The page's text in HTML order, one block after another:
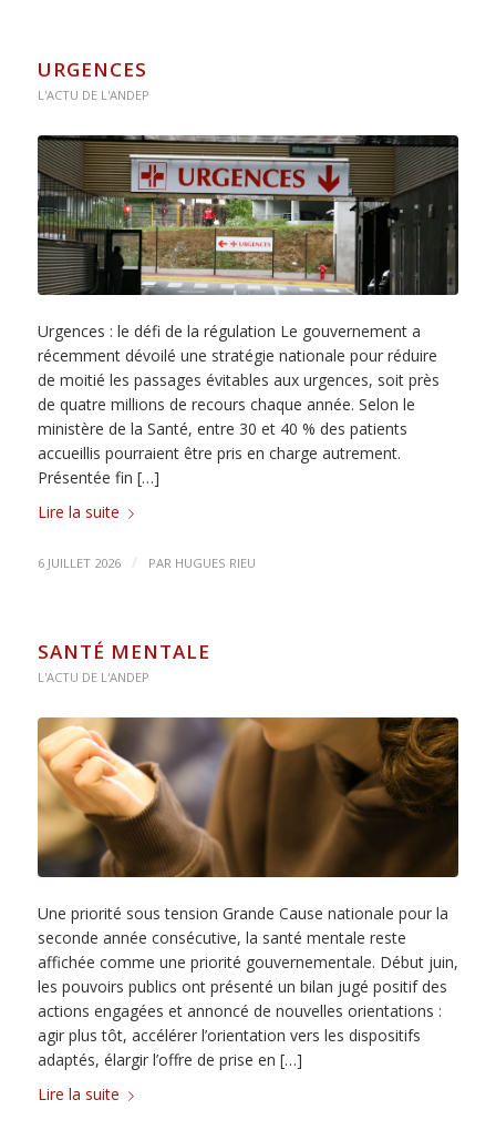
URGENCES
L'ACTU DE L'ANDEP
Urgences : le défi de la régulation Le gouvernement a
récemment dévoilé une stratégie nationale pour réduire
de moitié les passages évitables aux urgences, soit près
de quatre millions de recours chaque année. Selon le
ministère de la Santé, entre 30 et 40 % des patients
accueillis pourraient être pris en charge autrement.
Présentée fin […]
Lire la suite
6 JUILLET 2026 / PAR HUGUES RIEU
SANTÉ MENTALE
L'ACTU DE L'ANDEP
Une priorité sous tension Grande Cause nationale pour la
seconde année consécutive, la santé mentale reste
affichée comme une priorité gouvernementale. Début juin,
les pouvoirs publics ont présenté un bilan jugé positif des
actions engagées et annoncé de nouvelles orientations :
agir plus tôt, accélérer l’orientation vers les dispositifs
adaptés, élargir l’offre de prise en […]
Lire la suite